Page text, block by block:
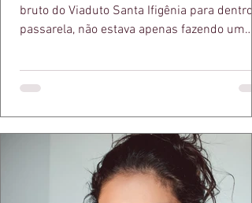
bruto do Viaduto Santa Ifigênia para dentro
passarela, não estava apenas fazendo um
a apresentadora e influenciadora Juliana
defende há tempos, o de que moda
estruturas geométricas, volumes
aquele concreto aparente típico da
arquitetura paulistana em peças de vestir,